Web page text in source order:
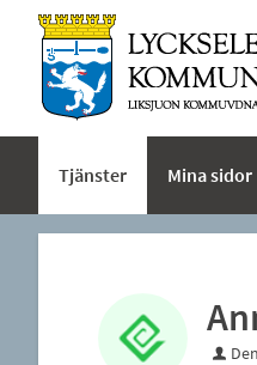
Tjänster Mina sidor